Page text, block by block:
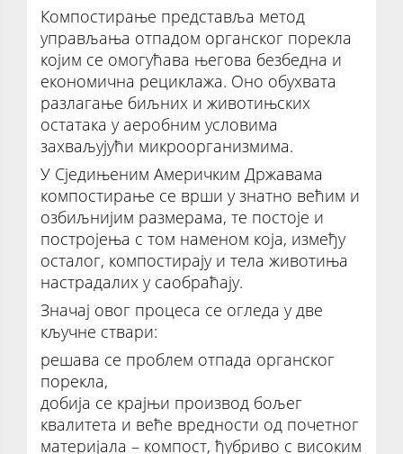
Компостирање представља метод
управљања отпадом органског порекла
којим се омогућава његова безбедна и
економична рециклажа. Оно обухвата
разлагање биљних и животињских
остатака у аеробним условима
захваљујући микроорганизмима.
У Сједињеним Америчким Државама
компостирање се врши у знатно већим и
озбиљнијим размерама, те постоје и
постројења с том наменом која, између
осталог, компостирају и тела животиња
настрадалих у саобраћају.
Значај овог процеса се огледа у две
кључне ствари:
решава се проблем отпада органског
порекла,
добија се крајњи производ бољег
квалитета и веће вредности од почетног
материјала – компост, ђубриво с високим